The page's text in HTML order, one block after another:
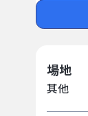
場地
其他